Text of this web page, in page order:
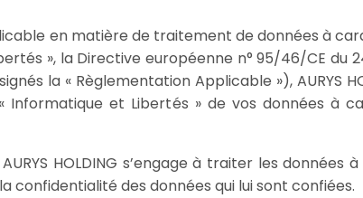
en matière de traitement de données à
», la Directive européenne n° 95/46/CE du
la « Règlementation Applicable »), AURYS
Informatique et Libertés » de vos données à
HOLDING s’engage à traiter les
des données qui lui sont confiées.